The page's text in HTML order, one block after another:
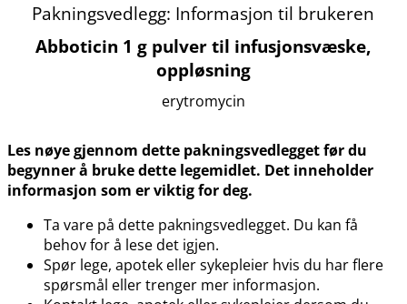
Pakningsvedlegg: Informasjon til brukeren
Abboticin 1 g pulver til infusjonsvæske,
oppløsning
erytromycin
Les nøye gjennom dette pakningsvedlegget før du
begynner å bruke dette legemidlet. Det inneholder
informasjon som er viktig for deg.
Ta vare på dette pakningsvedlegget. Du kan få
behov for å lese det igjen.
Spør lege, apotek eller sykepleier hvis du har flere
spørsmål eller trenger mer informasjon.